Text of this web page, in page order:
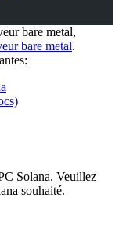
bare metal,
bare metal.
Solana. Veuillez
souhaité.